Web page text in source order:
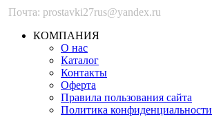
Почта: prostavki27rus@yandex.ru
КОМПАНИЯ
О нас
Каталог
Контакты
Оферта
Правила пользования сайта
Политика конфиденциальности